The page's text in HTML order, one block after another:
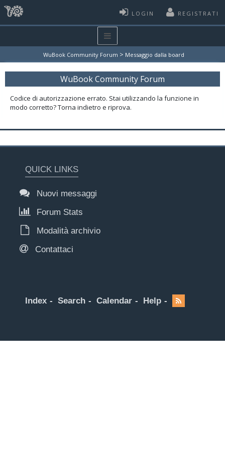
LOGIN REGISTRATI
WuBook Community Forum > Messaggio dalla board
WuBook Community Forum
Codice di autorizzazione errato. Stai utilizzando la funzione in
modo corretto? Torna indietro e riprova.
QUICK LINKS
Nuovi messaggi
Forum Stats
Modalità archivio
Contattaci
Index Search Calendar Help